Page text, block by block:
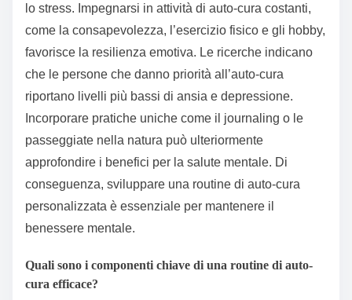
lo stress. Impegnarsi in attività di auto-cura costanti,
come la consapevolezza, l’esercizio fisico e gli hobby,
favorisce la resilienza emotiva. Le ricerche indicano
che le persone che danno priorità all’auto-cura
riportano livelli più bassi di ansia e depressione.
Incorporare pratiche uniche come il journaling o le
passeggiate nella natura può ulteriormente
approfondire i benefici per la salute mentale. Di
conseguenza, sviluppare una routine di auto-cura
personalizzata è essenziale per mantenere il
benessere mentale.
Quali sono i componenti chiave di una routine di auto-
cura efficace?